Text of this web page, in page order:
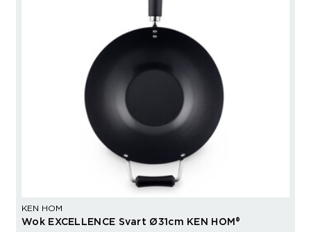
KEN HOM
Wok EXCELLENCE Svart Ø31cm KEN HOM®